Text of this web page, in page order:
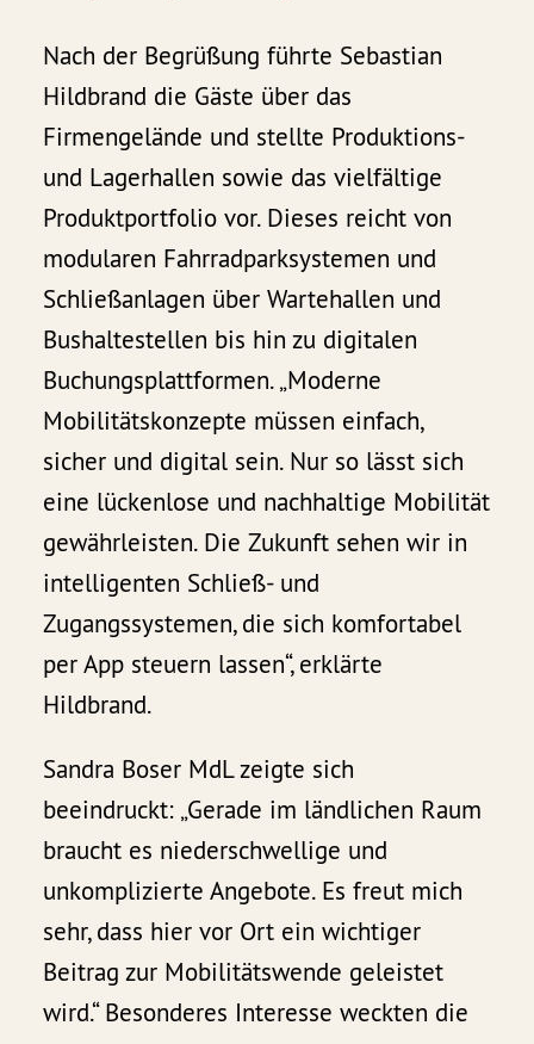
Nach der Begrüßung führte Sebastian
Hildbrand die Gäste über das
Firmengelände und stellte Produktions-
und Lagerhallen sowie das vielfältige
Produktportfolio vor. Dieses reicht von
modularen Fahrradparksystemen und
Schließanlagen über Wartehallen und
Bushaltestellen bis hin zu digitalen
Buchungsplattformen. „Moderne
Mobilitätskonzepte müssen einfach,
sicher und digital sein. Nur so lässt sich
eine lückenlose und nachhaltige Mobilität
gewährleisten. Die Zukunft sehen wir in
intelligenten Schließ- und
Zugangssystemen, die sich komfortabel
per App steuern lassen“, erklärte
Hildbrand.
Sandra Boser MdL zeigte sich
beeindruckt: „Gerade im ländlichen Raum
braucht es niederschwellige und
unkomplizierte Angebote. Es freut mich
sehr, dass hier vor Ort ein wichtiger
Beitrag zur Mobilitätswende geleistet
wird.“ Besonderes Interesse weckten die